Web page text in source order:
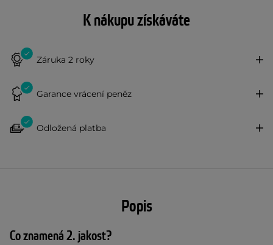
K nákupu získáváte
Záruka 2 roky
Garance vrácení peněz
Odložená platba
Popis
Co znamená 2. jakost?